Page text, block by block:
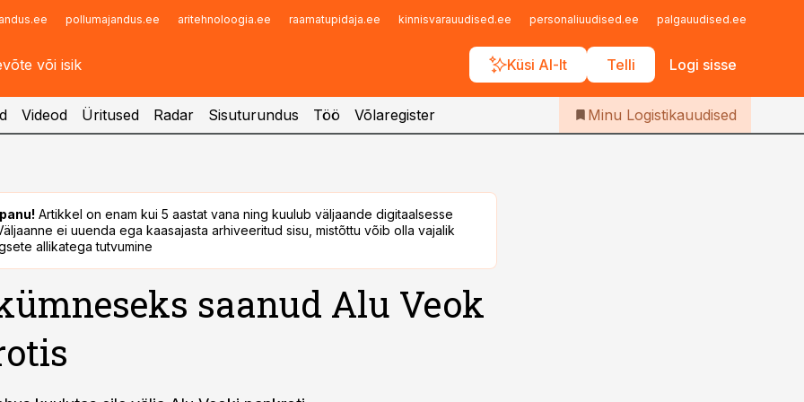
pollumajandus.ee aritehnoloogia.ee raamatupidaja.ee kinnisvarauudised.ee personaliuudised.ee palgauudised.ee
Küsi AI-lt Telli Logi sisse
Infopank
Iseteenindus
Telli Logistikauudised
Videod Üritused Radar Sisuturundus Töö Võlaregister Minu Logistikauudised
Artikkel on enam kui 5 aastat vana ning kuulub väljaande digitaalsesse
ei uuenda ega kaasajasta arhiveeritud sisu, mistõttu võib olla vajalik
allikatega tutvumine
saanud Alu Veok